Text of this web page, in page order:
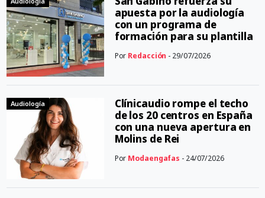
apuesta por la audiología
con un programa de
formación para su plantilla
Por Redacción - 29/07/2026
Audiología
Clínicaudio rompe el techo
de los 20 centros en España
con una nueva apertura en
Molins de Rei
Por Modaengafas - 24/07/2026